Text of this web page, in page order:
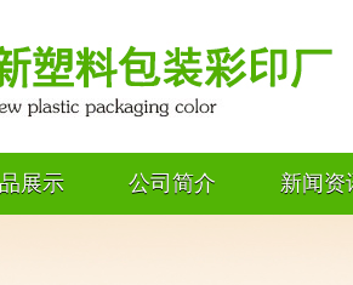
展示 公司简介 新闻资